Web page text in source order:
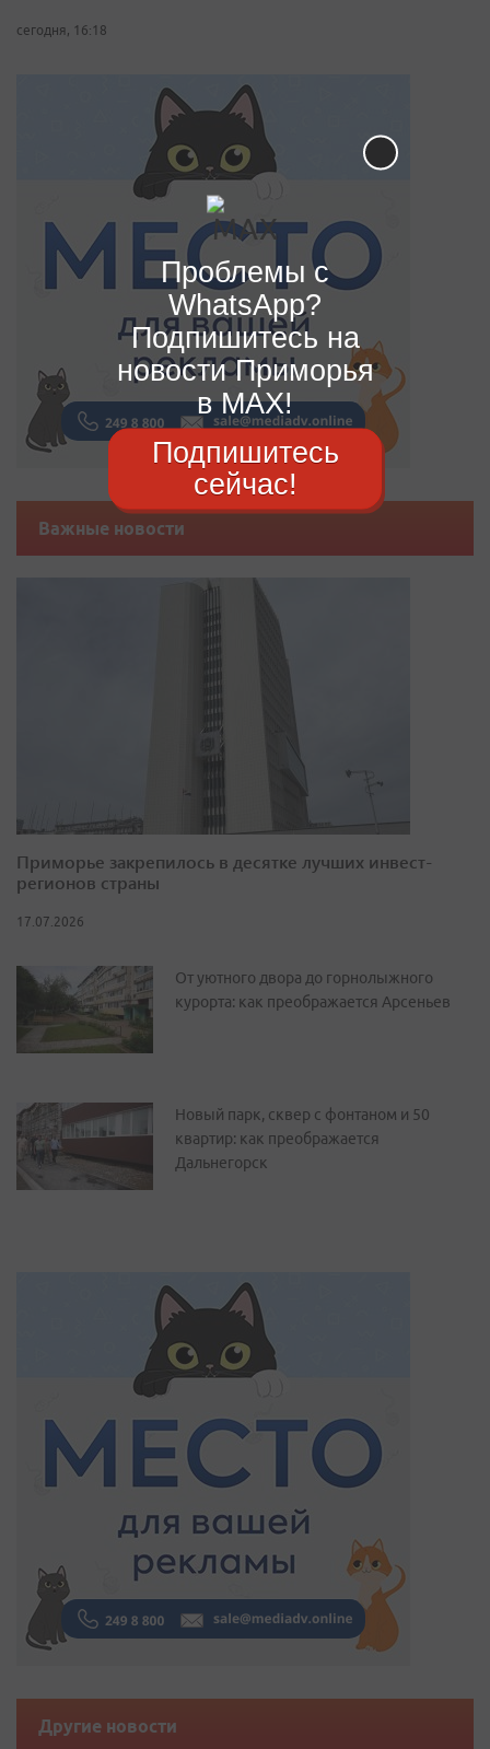
сегодня, 16:18
Важные новости
Приморье закрепилось в десятке лучших инвест-
регионов страны
17.07.2026
От уютного двора до горнолыжного
курорта: как преображается Арсеньев
Новый парк, сквер с фонтаном и 50
квартир: как преображается
Дальнегорск
Другие новости
Проблемы с
WhatsApp?
Подпишитесь на
новости Приморья
в MAX!
Подпишитесь
сейчас!